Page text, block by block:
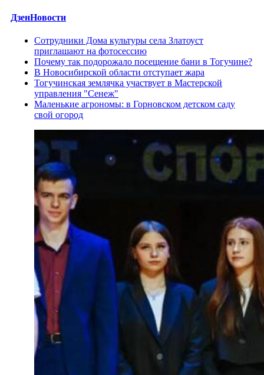
ДзенНовости
Сотрудники Дома культуры села Златоуст
приглашают на фотосессию
Почему так подорожало посещение бани в Тогучине?
В Новосибирской области отступает жара
Тогучинская землячка участвует в Мастерской
управления "Сенеж"
Маленькие агрономы: в Горновском детском саду
свой огород